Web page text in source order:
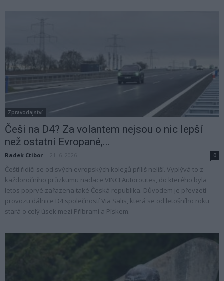
Zpravodajství
Češi na D4? Za volantem nejsou o nic lepší
než ostatní Evropané,...
Radek Ctibor 0
Čeští řidiči se od svých evropských kolegů příliš neliší. Vyplývá to z
každoročního průzkumu nadace VINCI Autoroutes, do kterého byla
letos poprvé zařazena také Česká republika. Důvodem je převzetí
provozu dálnice D4 společností Via Salis, která se od letošního roku
stará o celý úsek mezi Příbramí a Pískem.